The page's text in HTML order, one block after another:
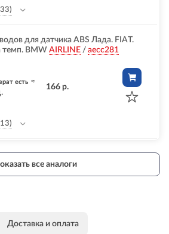
для датчика ABS Лада. FIAT.
темп. BMW AIRLINE / aecc281
есть ≈
166 р.
все аналоги
Доставка и оплата